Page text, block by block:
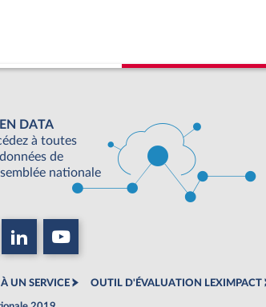
DATA
à toutes
de
nationale
UN SERVICE OUTIL D'ÉVALUATION LEXIMPACT